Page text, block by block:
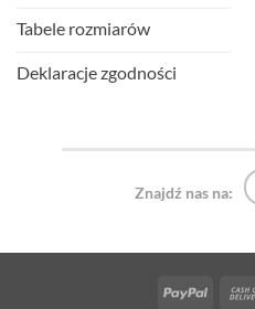
Tabele rozmiarów
Deklaracje zgodności
Znajdź nas na:
PayPal